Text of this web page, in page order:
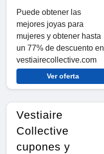
Puede obtener las
mejores joyas para
mujeres y obtener hasta
un 77% de descuento en
vestiairecollective.com
Ver oferta
Vestiaire
Collective
cupones y